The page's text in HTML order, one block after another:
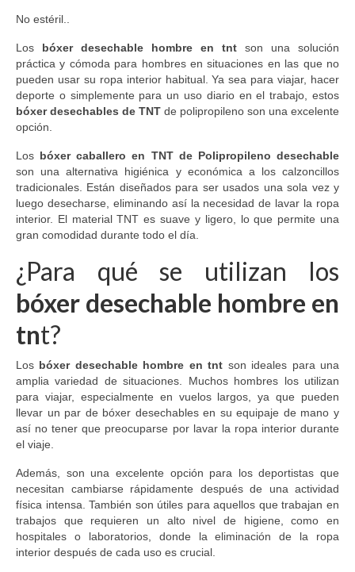
No estéril..
Los bóxer desechable hombre en tnt son una solución
práctica y cómoda para hombres en situaciones en las que no
pueden usar su ropa interior habitual. Ya sea para viajar, hacer
deporte o simplemente para un uso diario en el trabajo, estos
bóxer desechables de TNT de polipropileno son una excelente
opción.
Los bóxer caballero en TNT de Polipropileno desechable
son una alternativa higiénica y económica a los calzoncillos
tradicionales. Están diseñados para ser usados ​​una sola vez y
luego desecharse, eliminando así la necesidad de lavar la ropa
interior. El material TNT es suave y ligero, lo que permite una
gran comodidad durante todo el día.
¿Para qué se utilizan los
bóxer desechable hombre en
tnt?
Los bóxer desechable hombre en tnt son ideales para una
amplia variedad de situaciones. Muchos hombres los utilizan
para viajar, especialmente en vuelos largos, ya que pueden
llevar un par de bóxer desechables en su equipaje de mano y
así no tener que preocuparse por lavar la ropa interior durante
el viaje.
Además, son una excelente opción para los deportistas que
necesitan cambiarse rápidamente después de una actividad
física intensa. También son útiles para aquellos que trabajan en
trabajos que requieren un alto nivel de higiene, como en
hospitales o laboratorios, donde la eliminación de la ropa
interior después de cada uso es crucial.